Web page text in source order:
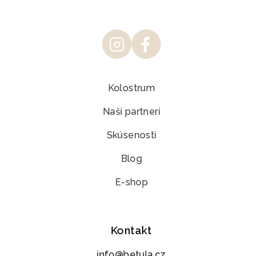
Kolostrum
Naši partneri
Skúsenosti
Blog
E-shop
Kontakt